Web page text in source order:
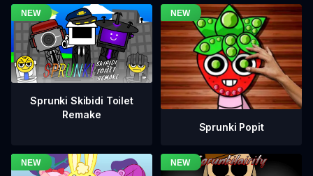
Sprunki Skibidi Toilet
Remake
Sprunki Popit